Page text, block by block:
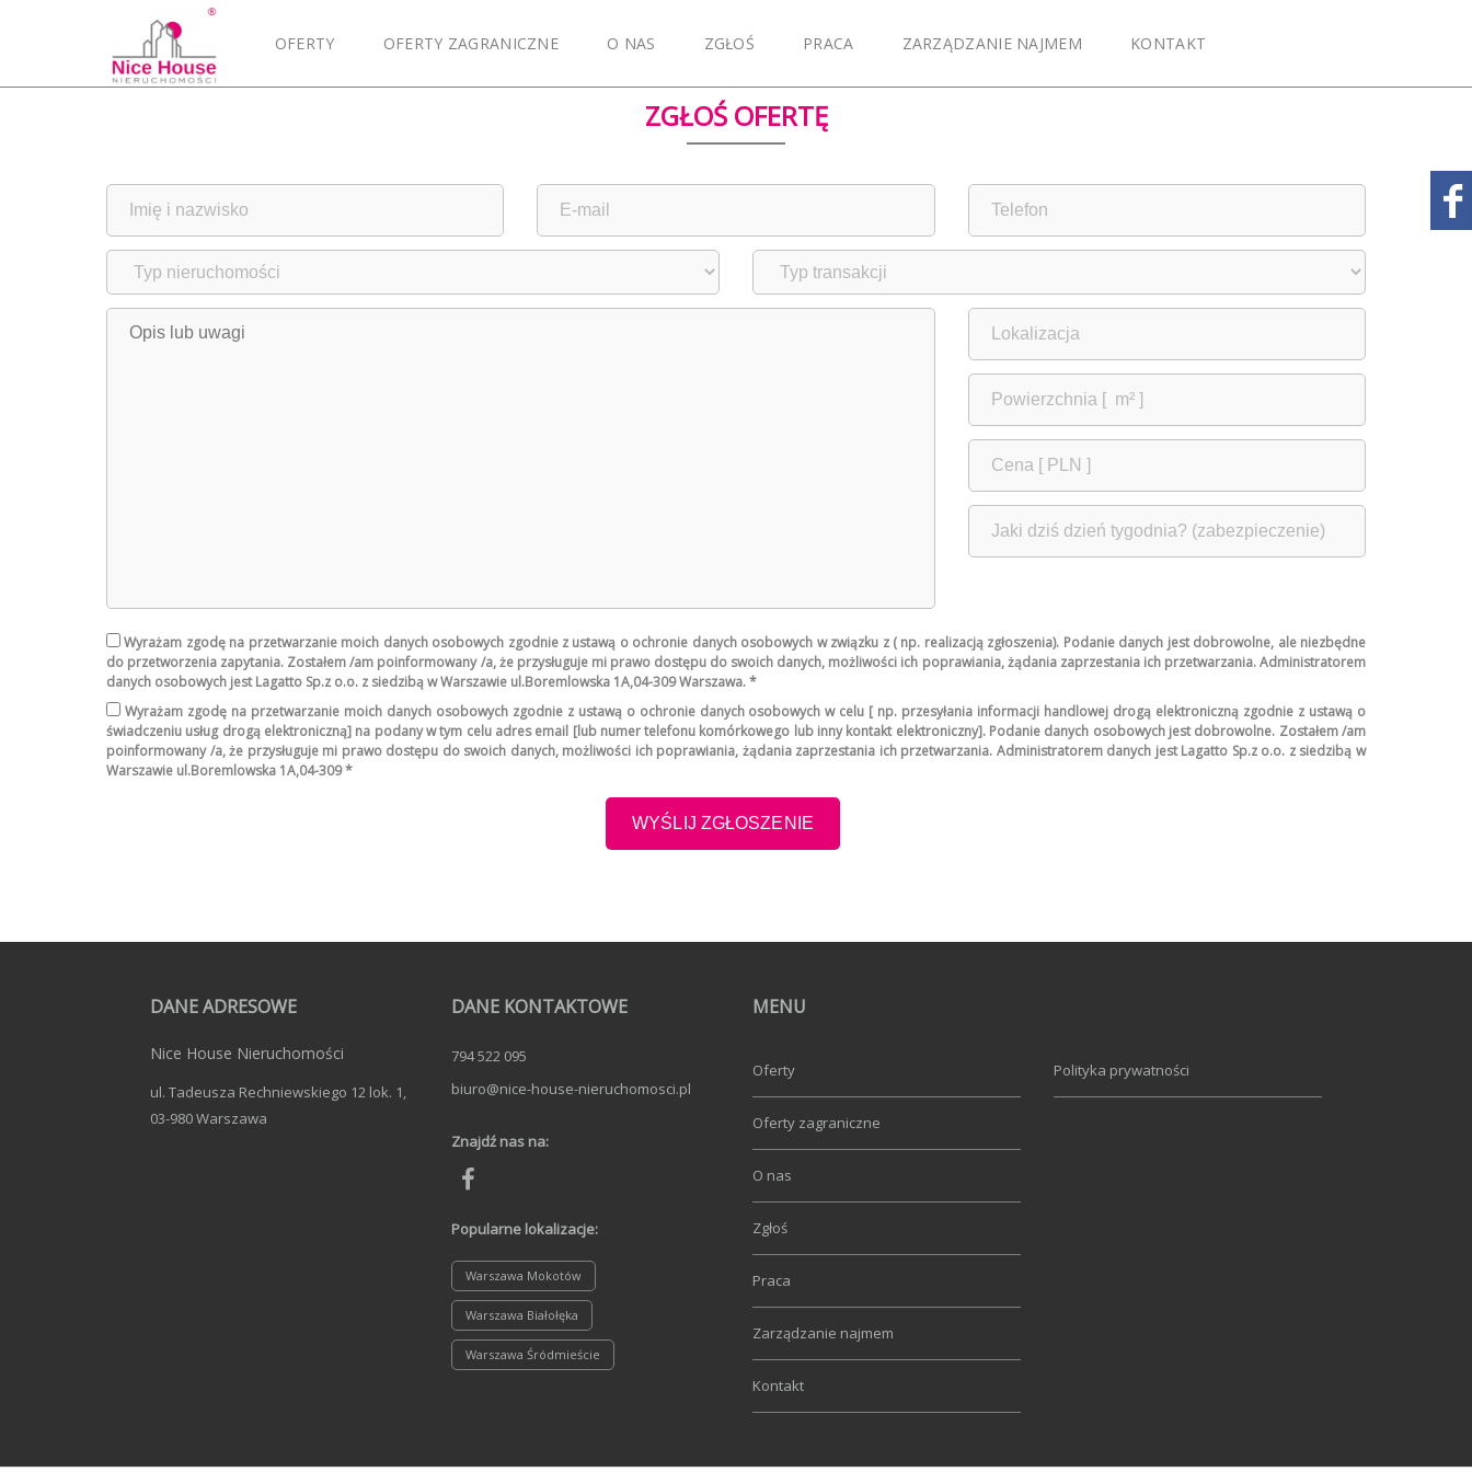
OFERTY OFERTY ZAGRANICZNE O NAS ZGŁOŚ PRACA ZARZĄDZANIE NAJMEM KONTAKT
ZGŁOŚ OFERTĘ
Wyrażam zgodę na przetwarzanie moich danych osobowych zgodnie z ustawą o ochronie danych osobowych w związku z ( np. realizacją zgłoszenia). Podanie danych jest dobrowolne, ale niezbędne
do przetworzenia zapytania. Zostałem /am poinformowany /a, że przysługuje mi prawo dostępu do swoich danych, możliwości ich poprawiania, żądania zaprzestania ich przetwarzania. Administratorem
danych osobowych jest Lagatto Sp.z o.o. z siedzibą w Warszawie ul.Boremlowska 1A,04-309 Warszawa. *
Wyrażam zgodę na przetwarzanie moich danych osobowych zgodnie z ustawą o ochronie danych osobowych w celu [ np. przesyłania informacji handlowej drogą elektroniczną zgodnie z ustawą o
świadczeniu usług drogą elektroniczną] na podany w tym celu adres email [lub numer telefonu komórkowego lub inny kontakt elektroniczny]. Podanie danych osobowych jest dobrowolne. Zostałem /am
poinformowany /a, że przysługuje mi prawo dostępu do swoich danych, możliwości ich poprawiania, żądania zaprzestania ich przetwarzania. Administratorem danych jest Lagatto Sp.z o.o. z siedzibą w
Warszawie ul.Boremlowska 1A,04-309 *
DANE ADRESOWE
Nice House Nieruchomości
ul. Tadeusza Rechniewskiego 12 lok. 1,
03-980 Warszawa
DANE KONTAKTOWE
794 522 095
biuro@nice-house-nieruchomosci.pl
Znajdź nas na:
Popularne lokalizacje:
Warszawa Mokotów
Warszawa Białołęka
Warszawa Śródmieście
MENU
Oferty
Oferty zagraniczne
O nas
Zgłoś
Praca
Zarządzanie najmem
Kontakt
Polityka prywatności